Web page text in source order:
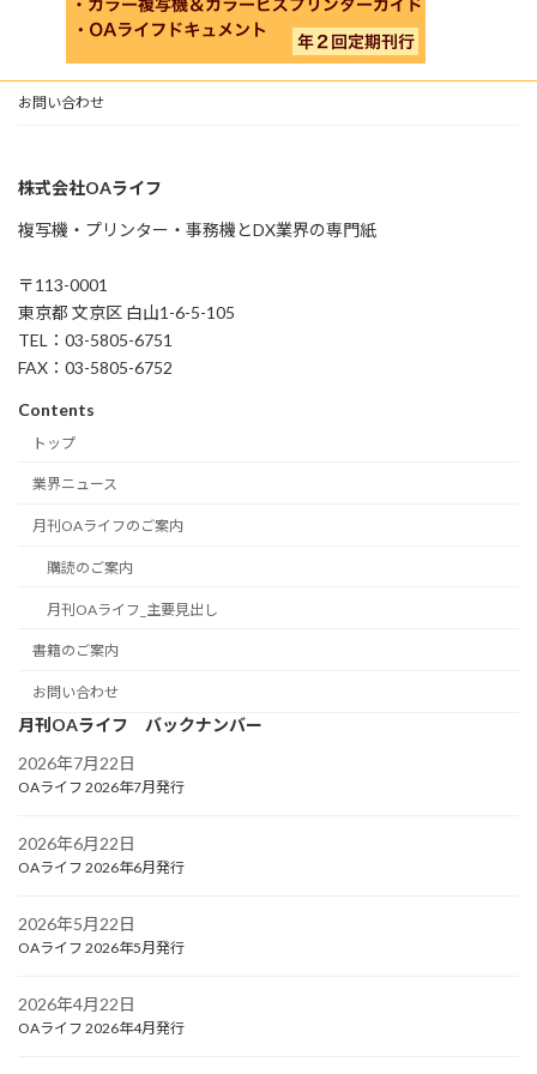
お問い合わせ
株式会社OAライフ
複写機・プリンター・事務機とDX業界の専門紙
〒113-0001
東京都 文京区 白山1-6-5-105
TEL：03-5805-6751
FAX：03-5805-6752
Contents
トップ
業界ニュース
月刊OAライフのご案内
購読のご案内
月刊OAライフ_主要見出し
書籍のご案内
お問い合わせ
月刊OAライフ バックナンバー
2026年7月22日
OAライフ 2026年7月発行
2026年6月22日
OAライフ 2026年6月発行
2026年5月22日
OAライフ 2026年5月発行
2026年4月22日
OAライフ 2026年4月発行